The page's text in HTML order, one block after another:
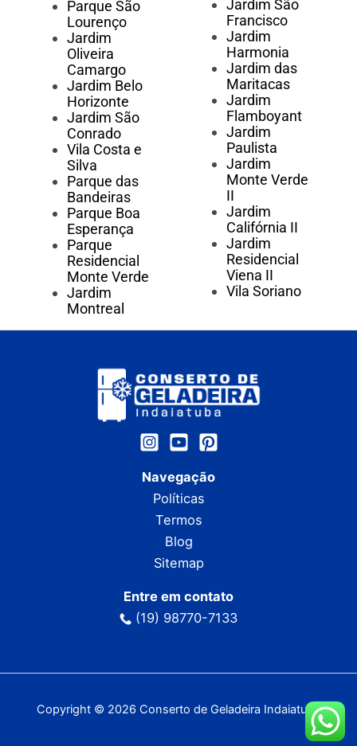
Parque São
Lourenço
Jardim
Oliveira
Camargo
Jardim Belo
Horizonte
Jardim São
Conrado
Vila Costa e
Silva
Parque das
Bandeiras
Parque Boa
Esperança
Parque
Residencial
Monte Verde
Jardim
Montreal
Jardim São
Francisco
Jardim
Harmonia
Jardim das
Maritacas
Jardim
Flamboyant
Jardim
Paulista
Jardim
Monte Verde
II
Jardim
Califórnia II
Jardim
Residencial
Viena II
Vila Soriano
Navegação
Políticas
Termos
Blog
Sitemap
Entre em contato
(19) 98770-7133
Copyright © 2026 Conserto de Geladeira Indaiatuba